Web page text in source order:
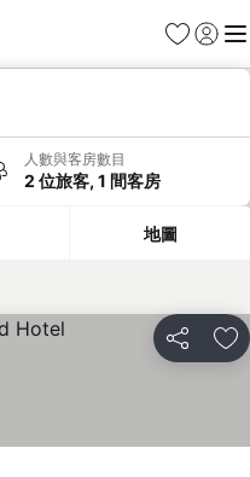
收藏夾
登入 選
人數與客房數目
2 位旅客, 1 間客房
地圖
分享 放